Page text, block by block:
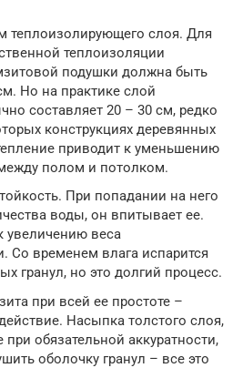
теплоизолирующего слоя. Для
теплоизоляции
подушки должна быть
Но на практике слой
составляет 20 – 30 см, редко
конструкциях деревянных
приводит к уменьшению
полом и потолком.
При попадании на него
воды, он впитывает ее.
увеличению веса
Со временем влага испарится
гранул, но это долгий процесс.
при всей ее простоте –
Насыпка толстого слоя,
при обязательной аккуратности,
оболочку гранул – все это